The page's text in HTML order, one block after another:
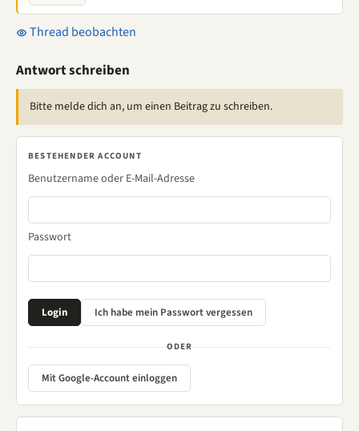
Thread beobachten
Antwort schreiben
Bitte melde dich an, um einen Beitrag zu schreiben.
BESTEHENDER ACCOUNT
Benutzername oder E-Mail-Adresse
Passwort
ODER
Mit Google-Account einloggen